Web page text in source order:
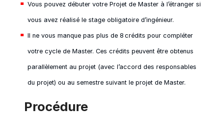
Vous pouvez débuter votre Projet de Master à l’étranger si
vous avez réalisé le stage obligatoire d’ingénieur.
Il ne vous manque pas plus de 8 crédits pour compléter
votre cycle de Master. Ces crédits peuvent être obtenus
parallèlement au projet (avec l’accord des responsables
du projet) ou au semestre suivant le projet de Master.
Procédure